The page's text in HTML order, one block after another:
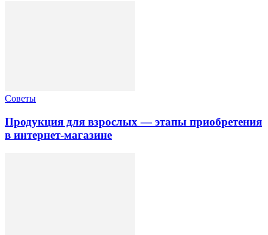
Советы
Продукция для взрослых — этапы приобретения
в интернет-магазине